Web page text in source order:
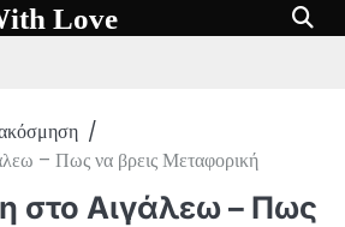
Love
– Πως να βρεις Μεταφορική
στο Αιγάλεω – Πως